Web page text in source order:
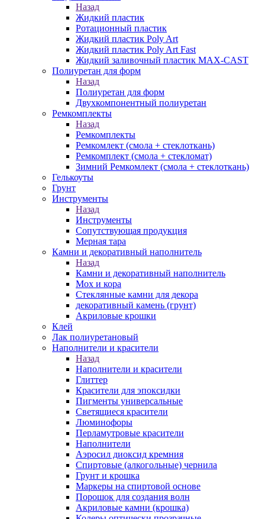
Назад
Жидкий пластик
Ротационный пластик
Жидкий пластик Poly Art
Жидкий пластик Poly Art Fast
Жидкий заливочный пластик MAX-CAST
Полиуретан для форм
Назад
Полиуретан для форм
Двухкомпонентный полиуретан
Ремкомплекты
Назад
Ремкомплекты
Ремкомлект (смола + стеклоткань)
Ремкомплект (смола + стекломат)
Зимний Ремкомлект (смола + стеклоткань)
Гелькоуты
Грунт
Инструменты
Назад
Инструменты
Сопутствующая продукция
Мерная тара
Камни и декоративный наполнитель
Назад
Камни и декоративный наполнитель
Мох и кора
Стеклянные камни для декора
декоративный камень (грунт)
Акриловые крошки
Клей
Лак полиуретановый
Наполнители и красители
Назад
Наполнители и красители
Глиттер
Красители для эпоксидки
Пигменты универсальные
Светящиеся красители
Люминофоры
Перламутровые красители
Наполнители
Аэросил диоксид кремния
Спиртовые (алкогольные) чернила
Грунт и крошка
Маркеры на спиртовой основе
Порошок для создания волн
Акриловые камни (крошка)